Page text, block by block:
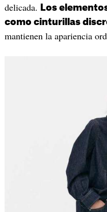
delicada.
Los
como cinturillas
mantienen la apariencia